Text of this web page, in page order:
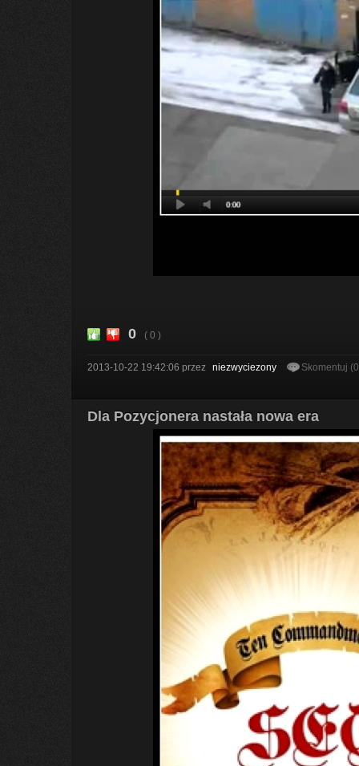
0 ( 0 )
2013-10-22 19:42:06 przez niezwyciezony Skomentuj
Dla Pozycjonera nastała nowa era